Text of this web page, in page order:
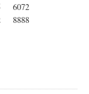
6072
8888